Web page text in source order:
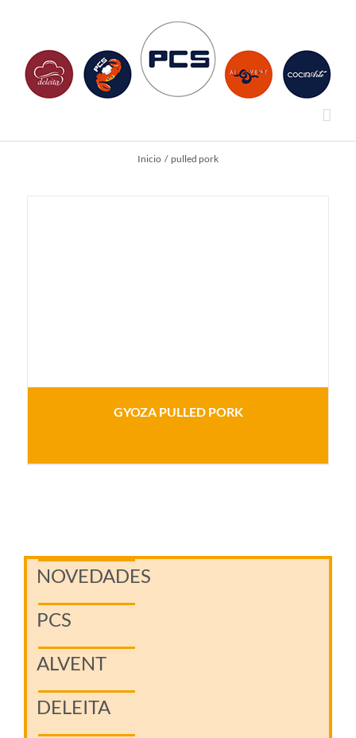
Inicio pulled pork
GYOZA PULLED PORK
NOVEDADES
PCS
ALVENT
DELEITA